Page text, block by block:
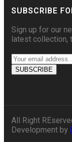
SUBSCRIBE
Sign up for our
latest collection,
All Right
Development by